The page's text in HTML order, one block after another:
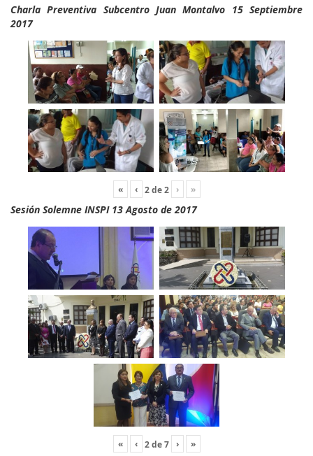
Charla Preventiva Subcentro Juan Montalvo 15 Septiembre
2017
« ‹ 2de2 › »
Sesión Solemne INSPI 13 Agosto de 2017
« ‹ 2de7 › »